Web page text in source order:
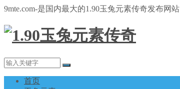
9mte.com-是国内最大的1.90玉兔元素传奇发布网站
首页